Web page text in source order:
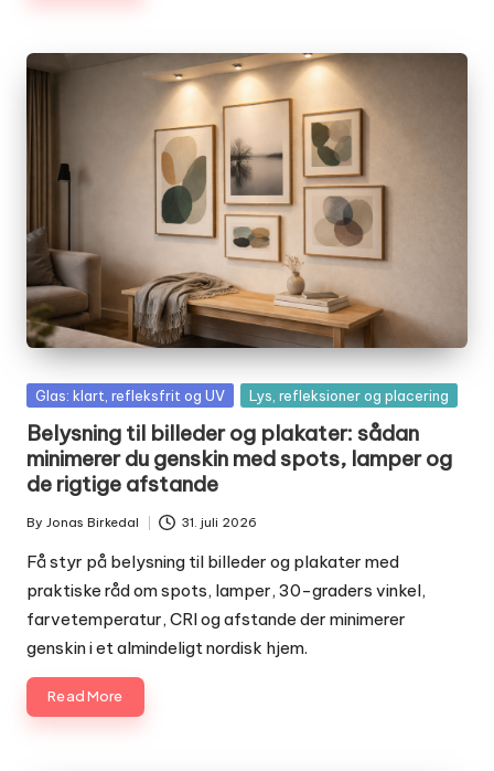
Posted
Glas: klart, refleksfrit og UV Lys, refleksioner og placering
Belysning til billeder og plakater: sådan
minimerer du genskin med spots, lamper og
de rigtige afstande
Posted
by
By Jonas Birkedal 31. juli 2026
Få styr på belysning til billeder og plakater med
praktiske råd om spots, lamper, 30-graders vinkel,
farvetemperatur, CRI og afstande der minimerer
genskin i et almindeligt nordisk hjem.
Read More